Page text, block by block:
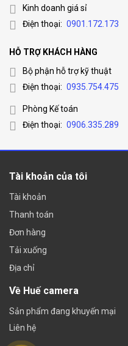
Kinh doanh giá sỉ
Điện thoại: 0901.172.173
HỖ TRỢ KHÁCH HÀNG
Bộ phận hỗ trợ kỹ thuật
Điện thoại: 0935.754.475
Phòng Kế toán
Điện thoại: 0906.335.289
Tài khoản của tôi
Tài khoản
Thanh toán
Đơn hàng
Tải xuống
Địa chỉ
Về Huế camera
Sản phẩm đang khuyến mại
Liên hệ